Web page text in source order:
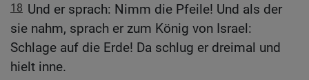
18 Und er sprach: Nimm die Pfeile! Und als der
sie nahm, sprach er zum König von Israel:
Schlage auf die Erde! Da schlug er dreimal und
hielt inne.